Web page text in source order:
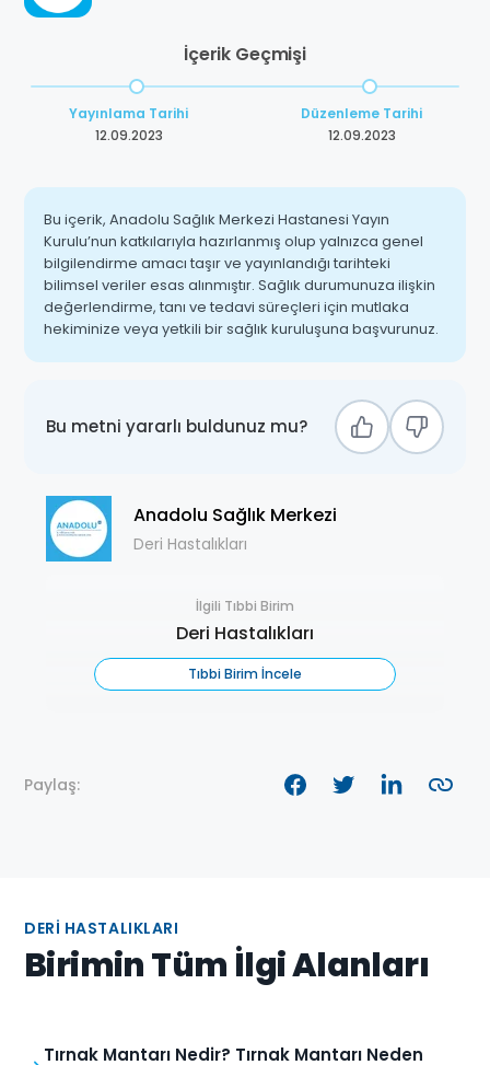
İçerik Geçmişi
Yayınlama Tarihi
12.09.2023
Düzenleme Tarihi
12.09.2023
Bu içerik, Anadolu Sağlık Merkezi Hastanesi Yayın
Kurulu’nun katkılarıyla hazırlanmış olup yalnızca genel
bilgilendirme amacı taşır ve yayınlandığı tarihteki
bilimsel veriler esas alınmıştır. Sağlık durumunuza ilişkin
değerlendirme, tanı ve tedavi süreçleri için mutlaka
hekiminize veya yetkili bir sağlık kuruluşuna başvurunuz.
Bu metni yararlı buldunuz mu?
Anadolu Sağlık Merkezi
Deri Hastalıkları
İlgili Tıbbi Birim
Deri Hastalıkları
Tıbbi Birim İncele
Paylaş:
DERI HASTALIKLARI
Birimin Tüm İlgi Alanları
Tırnak Mantarı Nedir? Tırnak Mantarı Neden